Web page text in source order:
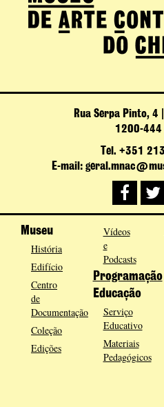
Rua Serpa Pinto, 4
1200-444
Tel. +351
E-mail:
Museu
História
Edifício
Centro
de
Documentação
Coleção
Edições
Vídeos
e
Podcasts
Programação
Educação
Serviço
Educativo
Materiais
Pedagógicos